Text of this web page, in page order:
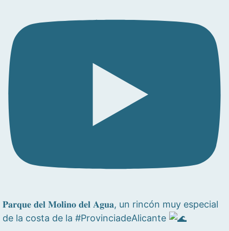
𝐏𝐚𝐫𝐪𝐮𝐞 𝐝𝐞𝐥 𝐌𝐨𝐥𝐢𝐧𝐨 𝐝𝐞𝐥 𝐀𝐠𝐮𝐚, un rincón muy especial
de la costa de la #ProvinciadeAlicante